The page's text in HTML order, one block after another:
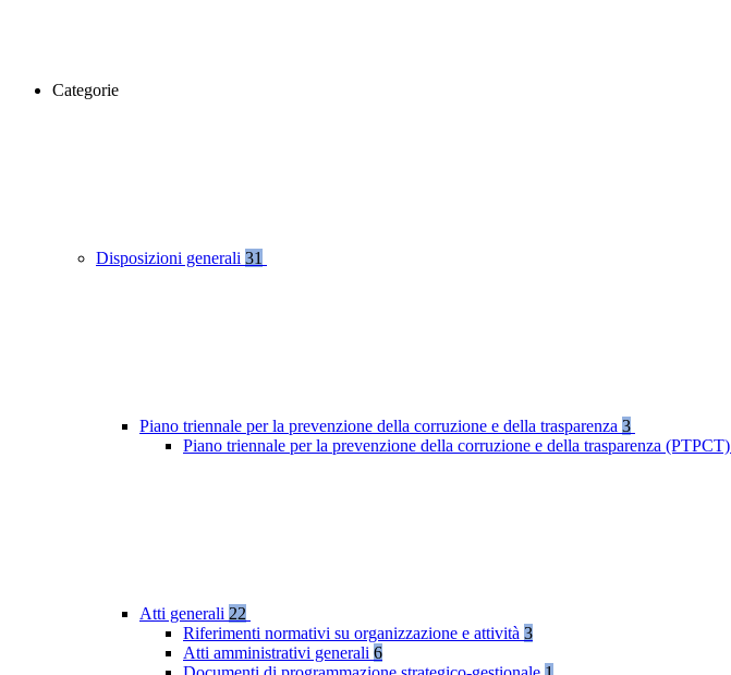
Categorie
Disposizioni generali 31
Piano triennale per la prevenzione della corruzione e della trasparenza 3
Piano triennale per la prevenzione della corruzione e della trasparenza (PTPCT)
Atti generali 22
Riferimenti normativi su organizzazione e attività 3
Atti amministrativi generali 6